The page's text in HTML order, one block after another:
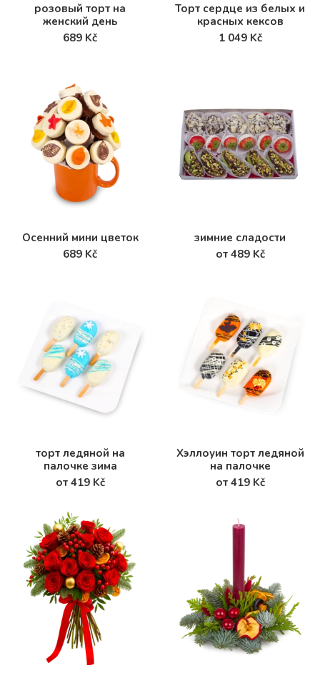
розовый торт на
женский день
689 Kč
Торт сердце из белых и
красных кексов
1 049 Kč
Осенний мини цветок
689 Kč
зимние сладости
от 489 Kč
торт ледяной на
палочке зима
от 419 Kč
Хэллоуин торт ледяной
на палочке
от 419 Kč